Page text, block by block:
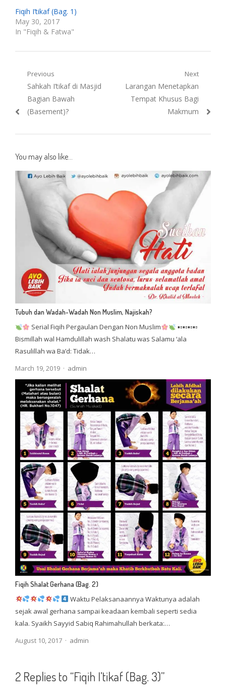
Fiqih I’tikaf (Bag. 1)
May 30, 2017
In "Fiqih & Fatwa"
Post
navigation
Previous
Previous
post:
Sahkah I’tikaf di Masjid
Bagian Bawah
(Basement)?
Next
Next
post:
Larangan Menetapkan
Tempat Khusus Bagi
Makmum
You may also like...
Tubuh dan Wadah-Wadah Non Muslim, Najiskah?
Serial Fiqih Pergaulan Dengan Non Muslim
▪▫▪▫▪▫▪▫
Bismillah wal Hamdulillah wash Shalatu was Salamu ‘ala
Rasulillah wa Ba’d: Tidak…
March 19, 2019
Author
admin
Fiqih Shalat Gerhana (Bag. 2)
Waktu Pelaksanaannya Waktunya adalah
sejak awal gerhana sampai keadaan kembali seperti sedia
kala. Syaikh Sayyid Sabiq Rahimahullah berkata:…
August 10, 2017
Author
admin
2 Replies to “Fiqih I’tikaf (Bag. 3)”